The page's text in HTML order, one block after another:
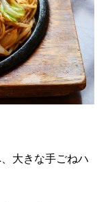
大きな手ごねハ